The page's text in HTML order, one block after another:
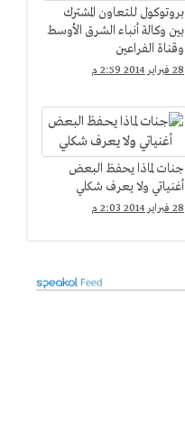
بروتوكول للتعاون المشترك
بين وكالة أنباء الشرق الأوسط
وقناة الفراعين
28 فبراير 2014 2:59 م
جنات لماذا يحفظ البعض
أغنياتي ولا يعرف شكلي
28 فبراير 2014 2:03 م